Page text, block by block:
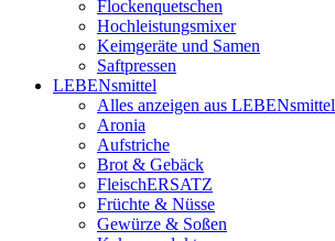
Flockenquetschen
Hochleistungsmixer
Keimgeräte und Samen
Saftpressen
LEBENsmittel
Alles anzeigen aus LEBENsmittel
Aronia
Aufstriche
Brot & Gebäck
FleischERSATZ
Früchte & Nüsse
Gewürze & Soßen